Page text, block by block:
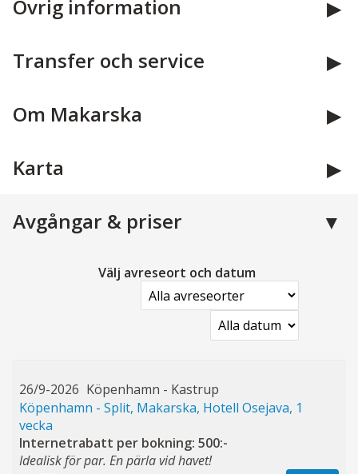
meny, tre rätter).
Övrig information
Transfer och service
Om Makarska
Karta
Avgångar & priser
Välj avreseort och datum
26/9-2026 Köpenhamn - Kastrup
Köpenhamn - Split, Makarska, Hotell Osejava, 1
vecka
Internetrabatt per bokning: 500:-
Idealisk för par. En pärla vid havet!